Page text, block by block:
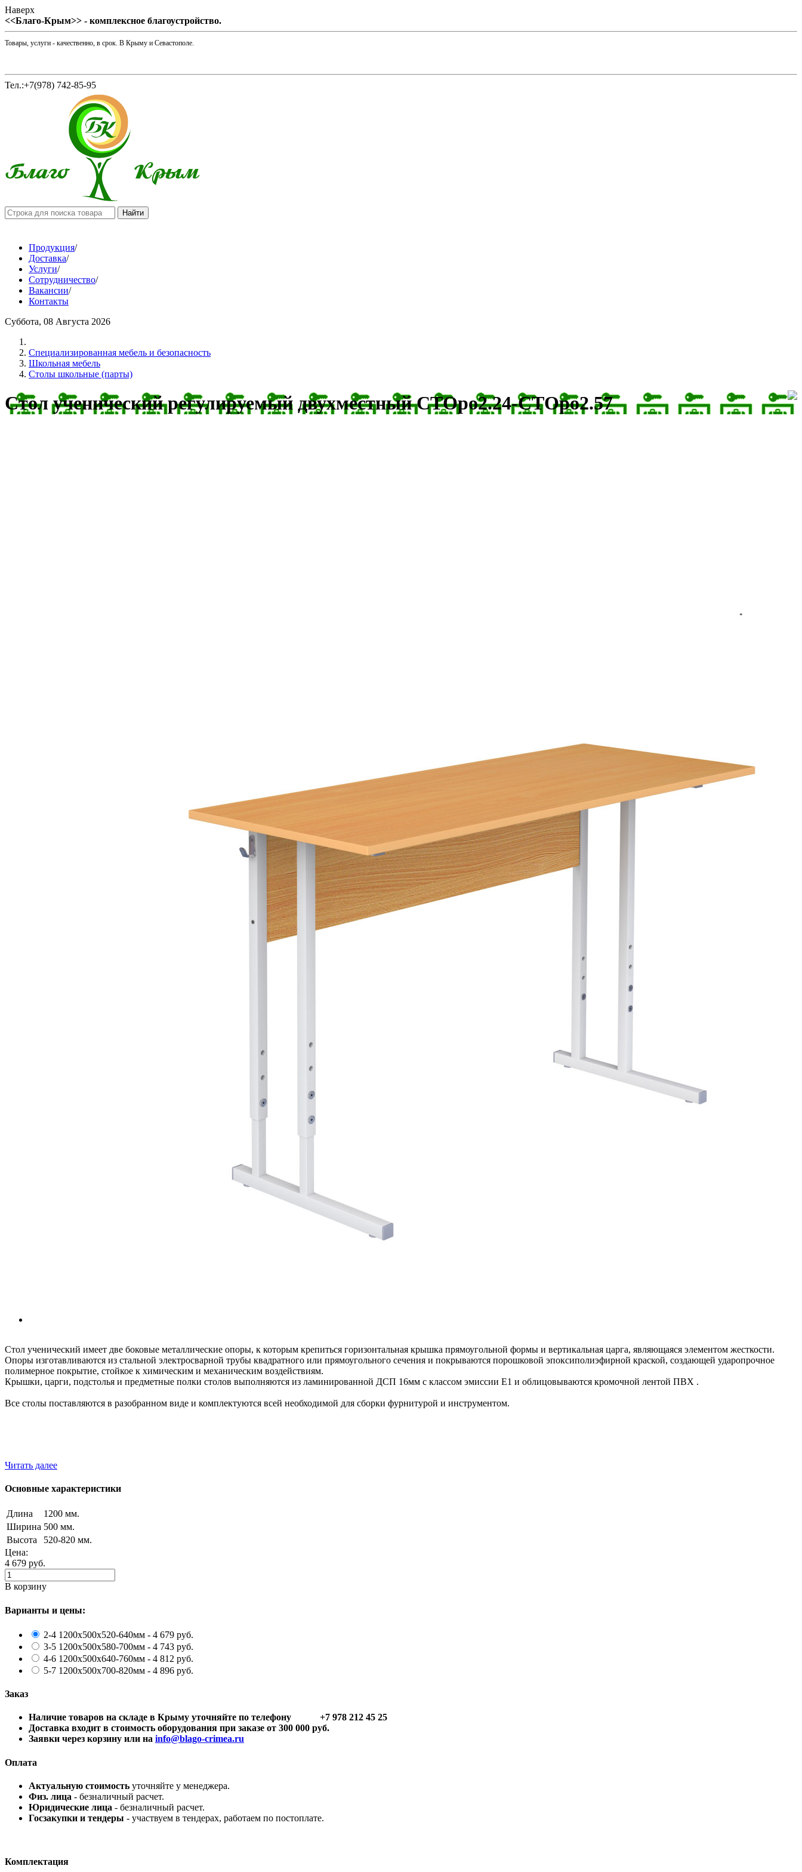
Наверх
<<Благо-Крым>> - комплексное благоустройство.
Товары, услуги - качественно, в срок. В Крыму и Севастополе.
Тел.:+7(978) 742-85-95
Продукция/
Доставка/
Услуги/
Сотрудничество/
Вакансии/
Контакты
Суббота, 08 Августа 2026
Cпециализированная мебель и безопасность
Школьная мебель
Столы школьные (парты)
Стол ученический регулируемый двухместный СТОро2.24-СТОро2.57
Стол ученический имеет две боковые металлические опоры, к которым крепиться горизонтальная крышка прямоугольной формы и вертикальная царга, являющаяся элементом жесткости.
Опоры изготавливаются из стальной электросварной трубы квадратного или прямоугольного сечения и покрываются порошковой эпоксиполиэфирной краской, создающей ударопрочное
полимерное покрытие, стойкое к химическим и механическим воздействиям.
Крышки, царги, подстолья и предметные полки столов выполняются из ламинированной ДСП 16мм с классом эмиссии Е1 и облицовываются кромочной лентой ПВХ .
Все столы поставляются в разобранном виде и комплектуются всей необходимой для сборки фурнитурой и инструментом.
Читать далее
Основные характеристики
Длина
1200 мм.
Ширина 500 мм.
Высота
520-820 мм.
Цена:
4 679 руб.
В корзину
Варианты и цены:
2-4 1200х500х520-640мм - 4 679 руб.
3-5 1200х500х580-700мм - 4 743 руб.
4-6 1200х500х640-760мм - 4 812 руб.
5-7 1200х500х700-820мм - 4 896 руб.
Заказ
Наличие товаров на складе в Крыму уточняйте по телефону +7 978 212 45 25
Доставка входит в стоимость оборудования при заказе от 300 000 руб.
Заявки через корзину или на info@blago-crimea.ru
Оплата
Актуальную стоимость уточняйте у менеджера.
Физ. лица - безналичный расчет.
Юридические лица - безналичный расчет.
Госзакупки и тендеры - участвуем в тендерах, работаем по постоплате.
Комплектация